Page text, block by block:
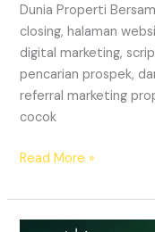
Dunia Properti
closing, halaman
digital marketing,
pencarian prospek,
referral marketing
cocok
Read More »